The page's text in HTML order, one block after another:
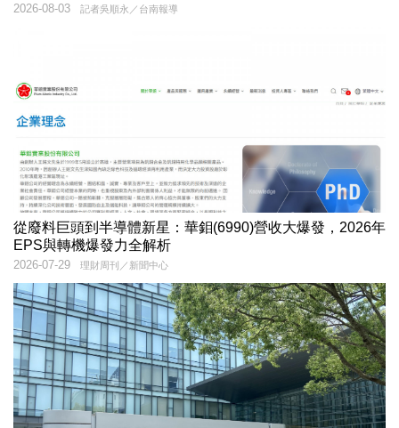
記者吳順永／台南報導
2026-08-03
從廢料巨頭到半導體新星：華鉬(6990)營收大爆發，2026年
EPS與轉機爆發力全解析
理財周刊／新聞中心
2026-07-29